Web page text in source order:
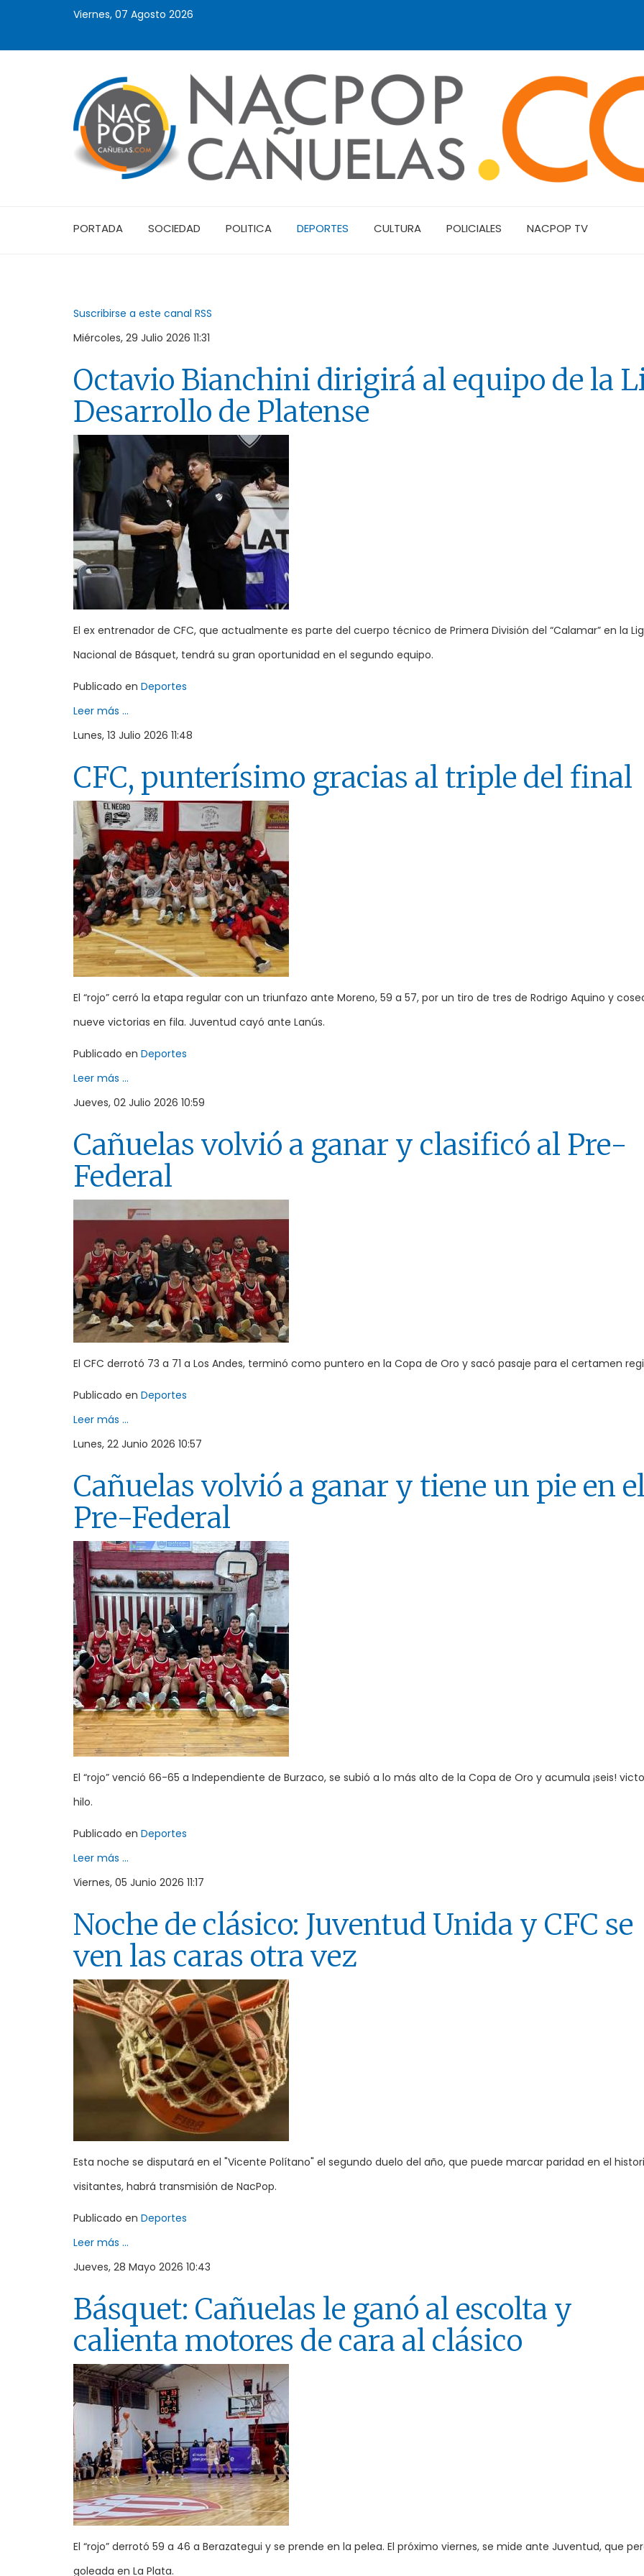
Viernes, 07 Agosto 2026
PORTADA SOCIEDAD POLITICA DEPORTES CULTURA POLICIALES NACPOP TV
Suscribirse a este canal RSS
Miércoles, 29 Julio 2026 11:31
Octavio Bianchini dirigirá al equipo de la
Desarrollo de Platense
El ex entrenador de CFC, que actualmente es parte del cuerpo técnico de Primera División del “Calamar” en la
Nacional de Básquet, tendrá su gran oportunidad en el segundo equipo.
Publicado en Deportes
Leer más ...
Lunes, 13 Julio 2026 11:48
CFC, punterísimo gracias al triple del final
El “rojo” cerró la etapa regular con un triunfazo ante Moreno, 59 a 57, por un tiro de tres de Rodrigo Aquino y
nueve victorias en fila. Juventud cayó ante Lanús.
Publicado en Deportes
Leer más ...
Jueves, 02 Julio 2026 10:59
Cañuelas volvió a ganar y clasificó al Pre-
Federal
El CFC derrotó 73 a 71 a Los Andes, terminó como puntero en la Copa de Oro y sacó pasaje para el certamen
Publicado en Deportes
Leer más ...
Lunes, 22 Junio 2026 10:57
Cañuelas volvió a ganar y tiene un pie en
Pre-Federal
El “rojo” venció 66-65 a Independiente de Burzaco, se subió a lo más alto de la Copa de Oro y acumula ¡seis!
hilo.
Publicado en Deportes
Leer más ...
Viernes, 05 Junio 2026 11:17
Noche de clásico: Juventud Unida y CFC se
ven las caras otra vez
Esta noche se disputará en el "Vicente Polítano" el segundo duelo del año, que puede marcar paridad en el
visitantes, habrá transmisión de NacPop.
Publicado en Deportes
Leer más ...
Jueves, 28 Mayo 2026 10:43
Básquet: Cañuelas le ganó al escolta y
calienta motores de cara al clásico
El “rojo” derrotó 59 a 46 a Berazategui y se prende en la pelea. El próximo viernes, se mide ante Juventud, que
goleada en La Plata.